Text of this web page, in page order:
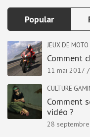
Popular
JEUX DE MOTO
Comment
11 mai 2017
CULTURE
Comment
vidéo ?
28